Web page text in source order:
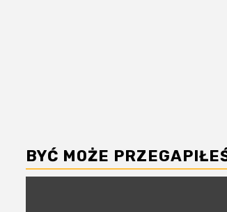
BYĆ MOŻE